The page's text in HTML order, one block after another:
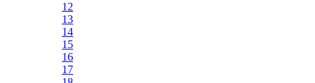
12
13
14
15
16
17